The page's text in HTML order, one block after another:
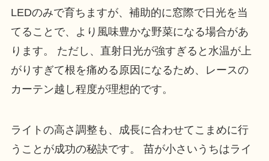
LEDのみで育ちますが、補助的に窓際で日光を当
てることで、より風味豊かな野菜になる場合があ
ります。 ただし、直射日光が強すぎると水温が上
がりすぎて根を痛める原因になるため、レースの
カーテン越し程度が理想的です。
ライトの高さ調整も、成長に合わせてこまめに行
うことが成功の秘訣です。 苗が小さいうちはライ